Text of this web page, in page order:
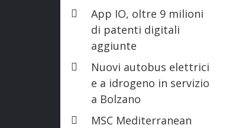
App IO, oltre 9 milioni
di patenti digitali
aggiunte
Nuovi autobus elettrici
e a idrogeno in servizio
a Bolzano
MSC Mediterranean